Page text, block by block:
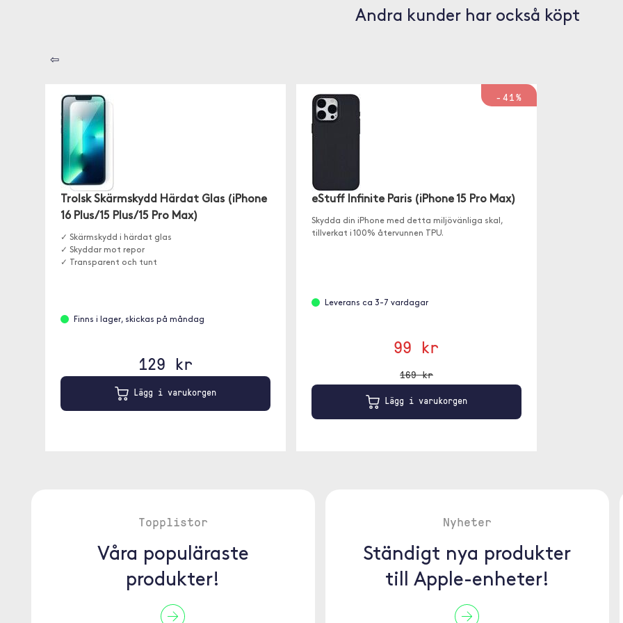
Andra kunder har också köpt
⇦
Trolsk Skärmskydd Härdat Glas (iPhone
16 Plus/15 Plus/15 Pro Max)
✓ Skärmskydd i härdat glas
✓ Skyddar mot repor
✓ Transparent och tunt
Finns i lager, skickas på måndag
129 kr
Lägg i varukorgen
-41%
eStuff Infinite Paris (iPhone 15 Pro Max)
Skydda din iPhone med detta miljövänliga skal,
tillverkat i 100% återvunnen TPU.
Leverans ca 3-7 vardagar
99 kr
169 kr
Lägg i varukorgen
Topplistor
Våra populäraste
produkter!
Nyheter
Ständigt nya produkter
till Apple-enheter!